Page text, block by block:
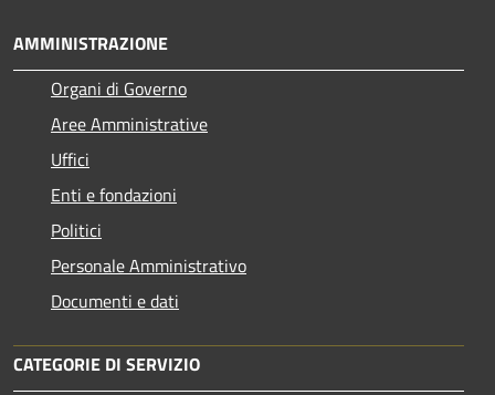
AMMINISTRAZIONE
Organi di Governo
Aree Amministrative
Uffici
Enti e fondazioni
Politici
Personale Amministrativo
Documenti e dati
CATEGORIE DI SERVIZIO